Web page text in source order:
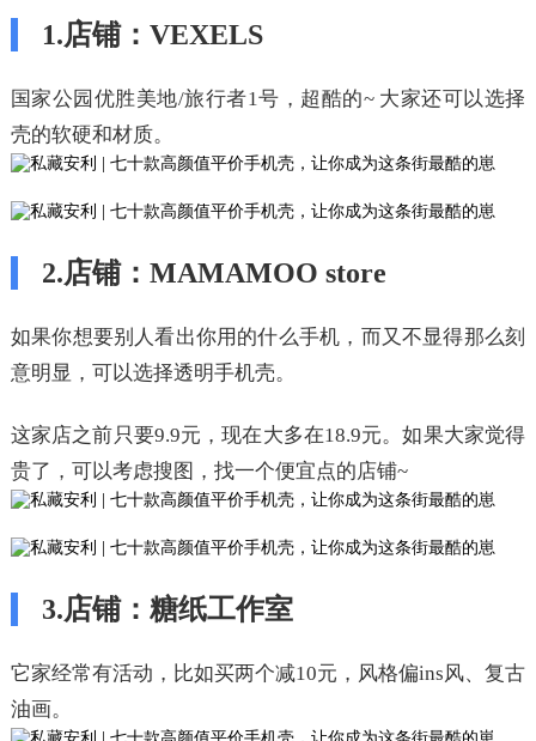
1.店铺：VEXELS
国家公园优胜美地/旅行者1号，超酷的~ 大家还可以选择
壳的软硬和材质。
2.店铺：MAMAMOO store
如果你想要别人看出你用的什么手机，而又不显得那么刻
意明显，可以选择透明手机壳。
这家店之前只要9.9元，现在大多在18.9元。如果大家觉得
贵了，可以考虑搜图，找一个便宜点的店铺~
3.店铺：糖纸工作室
它家经常有活动，比如买两个减10元，风格偏ins风、复古
油画。